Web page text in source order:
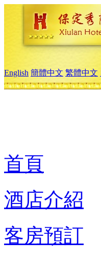
English 簡體中文 繁體中文
首頁
酒店介紹
客房預訂